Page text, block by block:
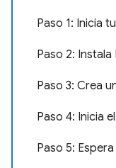
Paso 1: Inicia
Paso 2:
Paso 3: Crea
Paso 4: Inicia
Paso 5: